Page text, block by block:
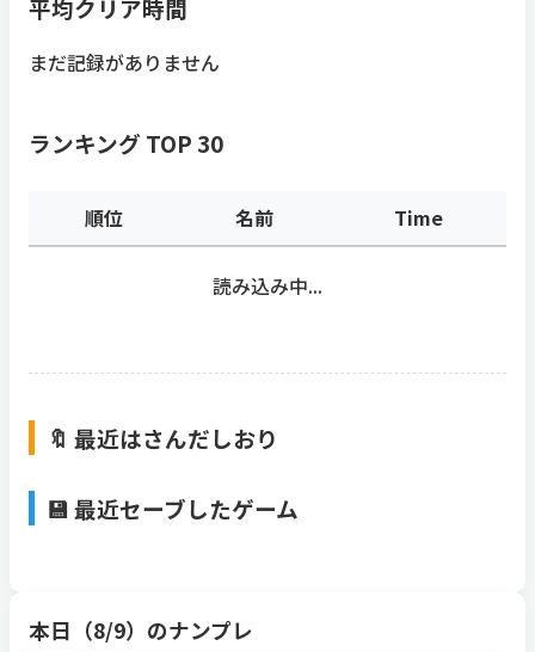
平均クリア時間
まだ記録がありません
ランキング TOP 30
順位 名前 Time
読み込み中...
🔖 最近はさんだしおり
💾 最近セーブしたゲーム
本日（8/9）のナンプレ